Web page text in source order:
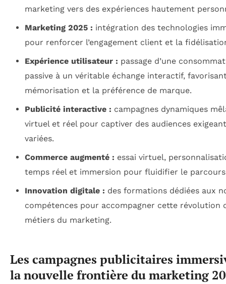
marketing vers des expériences hautement
Marketing 2025 : intégration des technologies
pour renforcer l’engagement client et la
Expérience utilisateur : passage d’une
passive à un véritable échange interactif,
mémorisation et la préférence de marque.
Publicité interactive : campagnes dynamiques
virtuel et réel pour captiver des audiences
variées.
Commerce augmenté : essai virtuel,
temps réel et immersion pour fluidifier le parcours
Innovation digitale : des formations dédiées aux
compétences pour accompagner cette révolution
métiers du marketing.
Les campagnes publicitaires
la nouvelle frontière du marketing